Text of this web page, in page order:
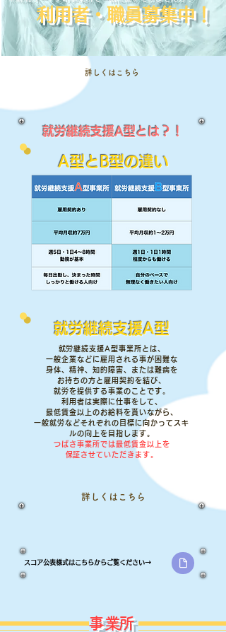
​利用者・職員募集中！
詳しくはこちら
​就労継続支援A型とは？！
​A型とB型の違い
​就労継続支援A型
​就労継続支援A型事業所とは、
一般企業などに雇用される事が困難な
身体、精神、知的障害、または難病を
お持ちの方と雇用契約を結び、
就労を提供する事業のことです。
利用者は実際に仕事をして、
最低賃金以上のお給料を貰いながら、
一般就労などそれぞれの目標に向かってスキ
ルの向上を目指します。
つばさ事業所では最低賃金以上を
​保証させていただきます。
詳しくはこちら
スコア公表様式はこちらから​ご覧ください→
​事業所